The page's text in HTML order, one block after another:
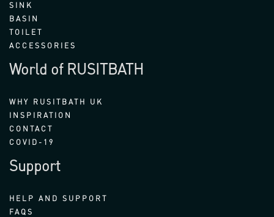
SINK
BASIN
TOILET
ACCESSORIES
World of RUSITBATH
WHY RUSITBATH UK
INSPIRATION
CONTACT
COVID-19
Support
HELP AND SUPPORT
FAQS